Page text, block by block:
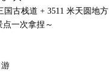
古栈道 + 3511 米天圆地方
一次拿捏～